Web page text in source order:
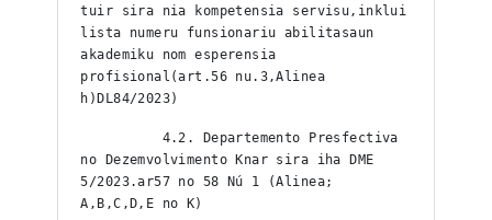
tuir sira nia kompetensia servisu,inklui
lista numeru funsionariu abilitasaun
akademiku nom esperensia
profisional(art.56 nu.3,Alinea
h)DL84/2023)
4.2. Departemento Presfectiva
no Dezemvolvimento Knar sira iha DME
5/2023.ar57 no 58 Nú 1 (Alinea;
A,B,C,D,E no K)